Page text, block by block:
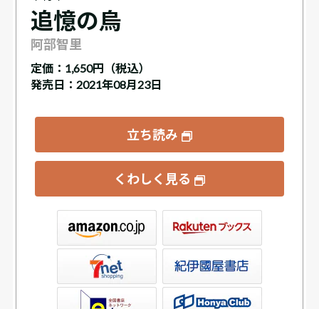
追憶の烏
阿部智里
定価： 1,650円（税込）
発売日：2021年08月23日
立ち読み
くわしく見る
書店ウェブストア